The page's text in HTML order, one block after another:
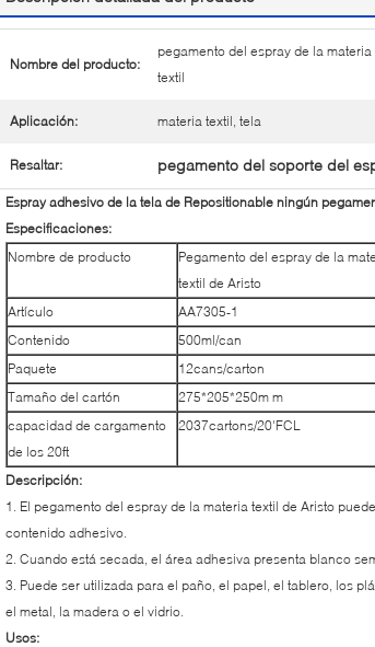
Nombre del producto:
pegamento del espray de la materia
textil
Aplicación: materia textil, tela
Resaltar: pegamento del soporte del
Espray adhesivo de la tela de Repositionable ningún
Especificaciones:
Nombre de producto
Pegamento del espray de la
textil de Aristo
Artículo
AA7305-1
Contenido
500ml/can
Paquete
12cans/carton
Tamaño del cartón
275*205*250m m
capacidad de cargamento
de los 20ft
2037cartons/20'FCL
Descripción:
1. El pegamento del espray de la materia textil de Aristo
contenido adhesivo.
2. Cuando está secada, el área adhesiva presenta blanco
3. Puede ser utilizada para el paño, el papel, el tablero, los
el metal, la madera o el vidrio.
Usos: